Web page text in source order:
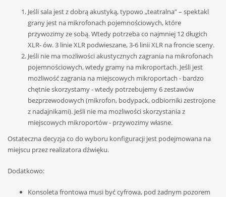
Jeśli sala jest z dobrą akustyką, typowo „teatralna” – spektakl
grany jest na mikrofonach pojemnościowych, które
przywozimy ze sobą. Wtedy potrzeba co najmniej 12 długich
XLR- ów. 3 linie XLR podwieszane, 3-6 linii XLR na froncie sceny.
Jeśli nie ma możliwości akustycznych zagrania na mikrofonach
pojemnościowych, wtedy gramy na mikroportach. Jeśli jest
możliwość zagrania na miejscowych mikroportach - bardzo
chętnie skorzystamy - wtedy potrzebujemy 6 zestawów
bezprzewodowych (mikrofon, bodypack, odbiorniki zestrojone
z nadajnikami). Jeśli nie ma możliwości skorzystania z
miejscowych mikroportów - przywozimy własne.
Ostateczna decyzja co do wyboru konfiguracji jest podejmowana na
miejscu przez realizatora dźwięku.
Dodatkowo:
Konsoleta frontowa musi być cyfrowa, pod żadnym pozorem